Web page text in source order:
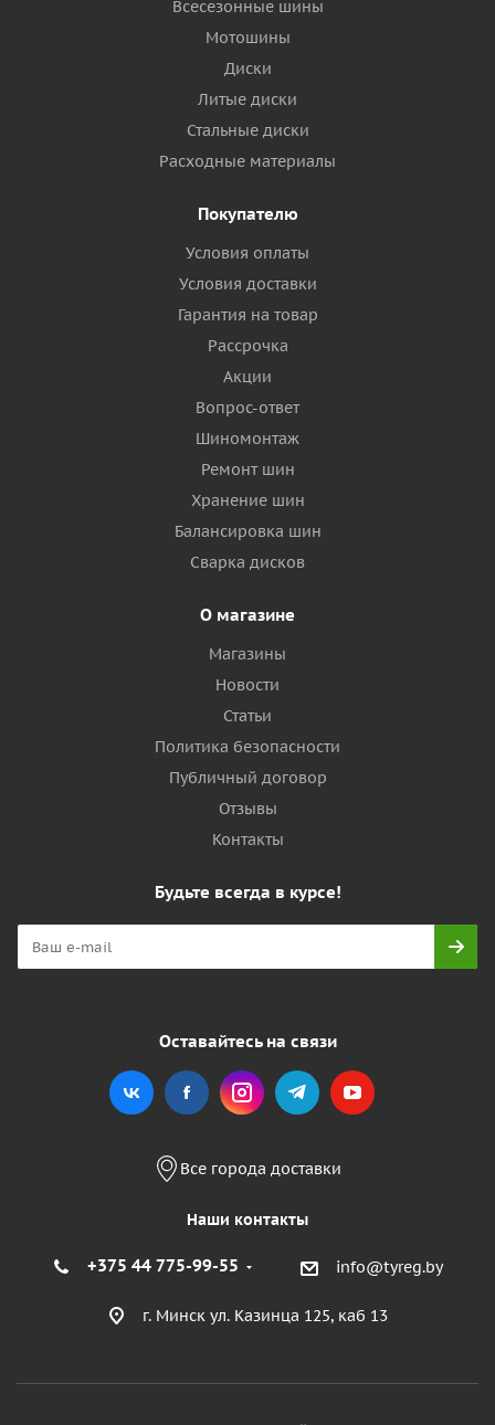
Всесезонные шины
Мотошины
Диски
Литые диски
Стальные диски
Расходные материалы
Покупателю
Условия оплаты
Условия доставки
Гарантия на товар
Рассрочка
Акции
Вопрос-ответ
Шиномонтаж
Ремонт шин
Хранение шин
Балансировка шин
Сварка дисков
О магазине
Магазины
Новости
Статьи
Политика безопасности
Публичный договор
Отзывы
Контакты
Будьте всегда в курсе!
Оставайтесь на связи
Все города доставки
Наши контакты
+375 44 775-99-55 info@tyreg.by
г. Минск ул. Казинца 125, каб 13